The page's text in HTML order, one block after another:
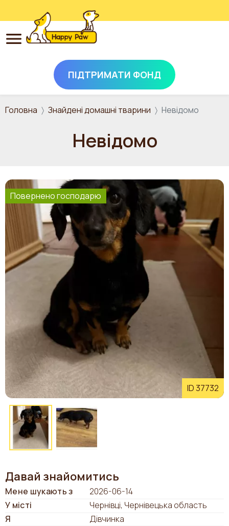
Перейти до основного вмісту
ПІДТРИМАТИ ФОНД
Головна Знайдені домашні тварини Невідомо
Невідомо
ID 37732
Повернено господарю
Давай знайомитись
Мене шукають з
2026-06-14
У місті
Чернівці, Чернівецька область
Я
Дівчинка